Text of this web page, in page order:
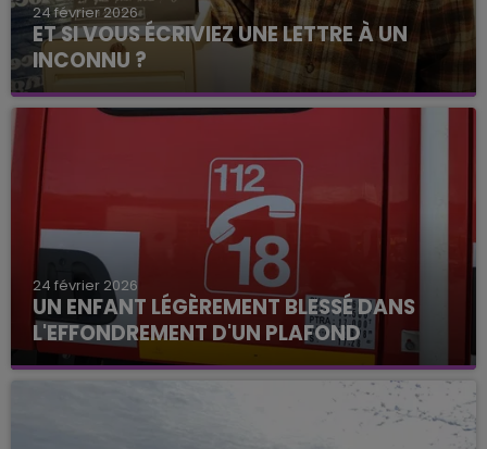
24 février 2026
ET SI VOUS ÉCRIVIEZ UNE LETTRE À UN
INCONNU ?
24 février 2026
UN ENFANT LÉGÈREMENT BLESSÉ DANS
L'EFFONDREMENT D'UN PLAFOND